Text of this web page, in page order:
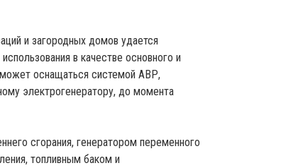
и загородных домов удается
в качестве основного и
может оснащаться системой АВР,
электрогенератору, до момента
сгорания, генератором переменного
топливным баком и